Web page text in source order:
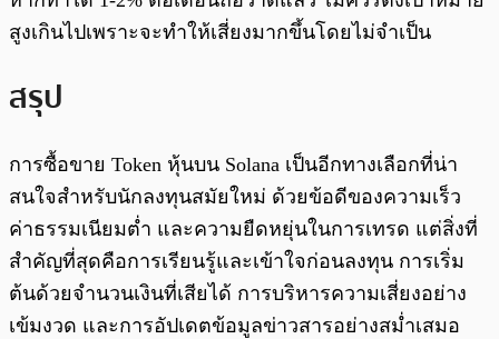
สูงเกินไปเพราะจะทำให้เสี่ยงมากขึ้นโดยไม่จำเป็น
สรุป
การซื้อขาย Token หุ้นบน Solana เป็นอีกทางเลือกที่น่า
สนใจสำหรับนักลงทุนสมัยใหม่ ด้วยข้อดีของความเร็ว
ค่าธรรมเนียมต่ำ และความยืดหยุ่นในการเทรด แต่สิ่งที่
สำคัญที่สุดคือการเรียนรู้และเข้าใจก่อนลงทุน การเริ่ม
ต้นด้วยจำนวนเงินที่เสียได้ การบริหารความเสี่ยงอย่าง
เข้มงวด และการอัปเดตข้อมูลข่าวสารอย่างสม่ำเสมอ